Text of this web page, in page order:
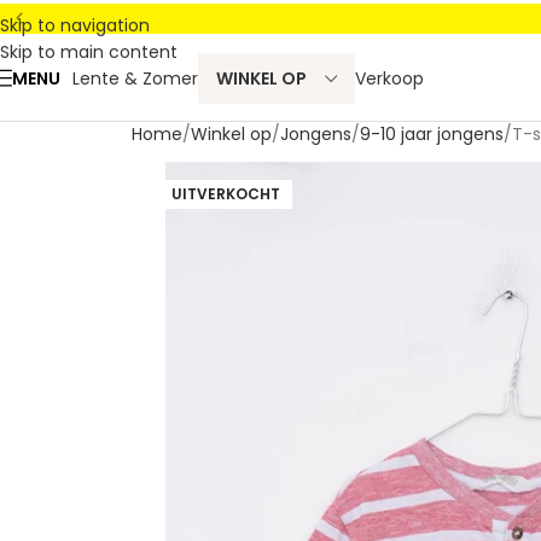
Skip to navigation
Skip to main content
MENU Lente & Zomer WINKEL OP Verkoop
Home Winkel op Jongens 9-10 jaar jongens T-
UITVERKOCHT